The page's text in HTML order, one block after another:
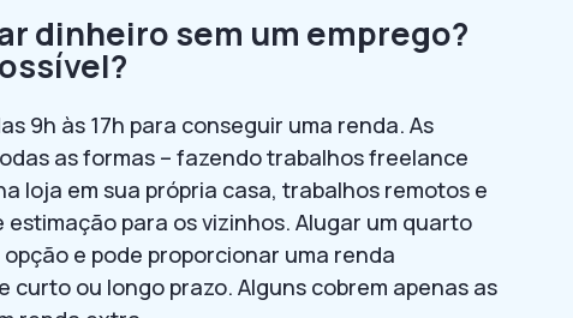
dinheiro sem um emprego?
9h às 17h para conseguir uma renda. As
as formas – fazendo trabalhos freelance
loja em sua própria casa, trabalhos remotos e
para os vizinhos. Alugar um quarto
e pode proporcionar uma renda
curto ou longo prazo. Alguns cobrem apenas as